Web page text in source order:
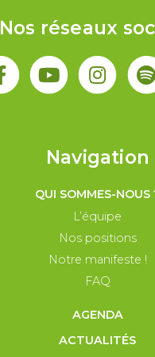
Nos réseaux
Navigation
QUI SOMMES-NOUS
L’équipe
Nos positions
Notre manifeste !
FAQ
AGENDA
ACTUALITÉS